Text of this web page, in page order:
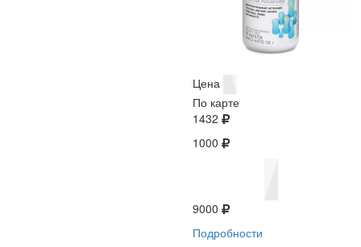
Цена
По карте
1432
1000
9000
Подробности